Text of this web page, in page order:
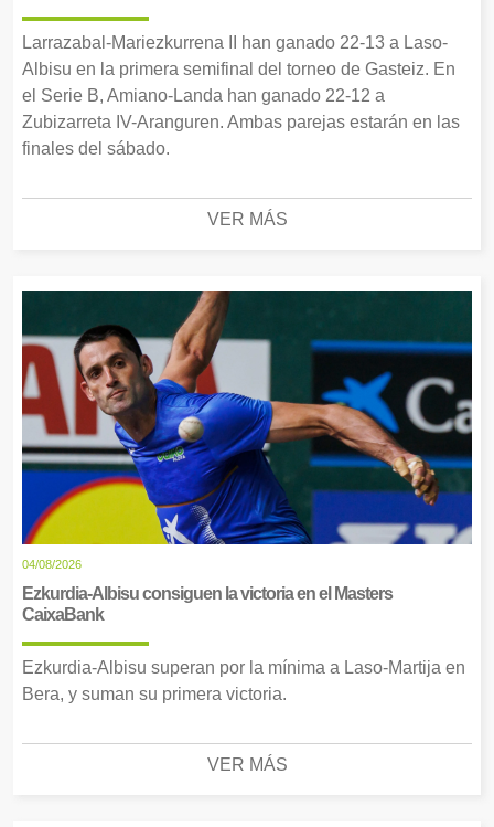
Larrazabal-Mariezkurrena II han ganado 22-13 a Laso-
Albisu en la primera semifinal del torneo de Gasteiz. En
el Serie B, Amiano-Landa han ganado 22-12 a
Zubizarreta IV-Aranguren. Ambas parejas estarán en las
finales del sábado.
VER MÁS
04/08/2026
Ezkurdia-Albisu consiguen la victoria en el Masters
CaixaBank
Ezkurdia-Albisu superan por la mínima a Laso-Martija en
Bera, y suman su primera victoria.
VER MÁS